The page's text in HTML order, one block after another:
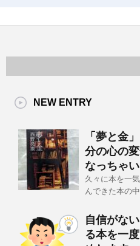
NEW ENTRY
「夢と金
分の心の
なっちゃ
久々に本を一
んできた本の
自信がな
る本を一